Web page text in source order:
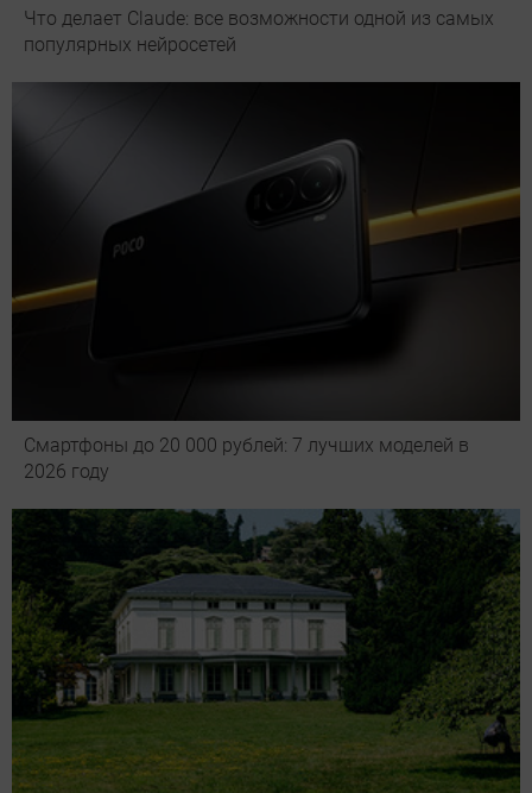
Что делает Сlaude: все возможности одной из самых
популярных нейросетей
Смартфоны до 20 000 рублей: 7 лучших моделей в
2026 году